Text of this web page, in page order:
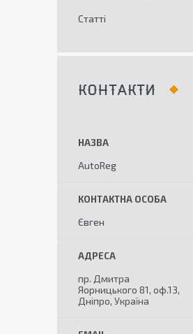
Статті
КОНТАКТИ
AutoReg
Євген
пр. Дмитра
Яорницького 81, оф.13,
Дніпро, Україна